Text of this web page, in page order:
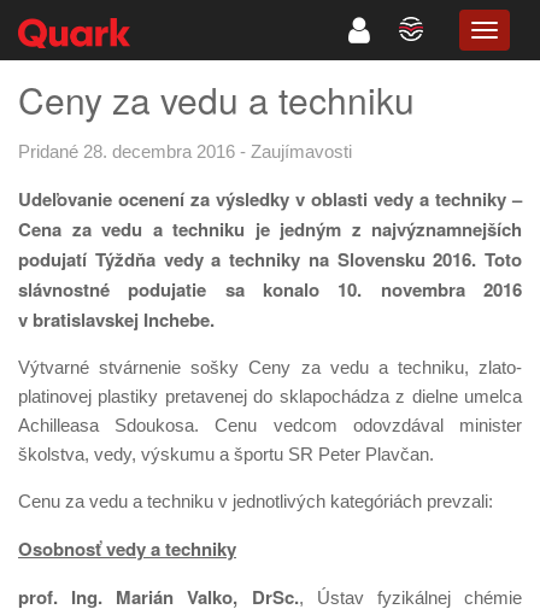
Ceny za vedu a techniku
Pridané 28. decembra 2016 - Zaujímavosti
Udeľovanie ocenení za výsledky v oblasti vedy a techniky –
Cena za vedu a techniku je jedným z najvýznamnejších
podujatí Týždňa vedy a techniky na Slovensku 2016. Toto
slávnostné podujatie sa konalo 10. novembra 2016
v bratislavskej Inchebe.
Výtvarné stvárnenie sošky Ceny za vedu a techniku, zlato-
platinovej plastiky pretavenej do sklapochádza z dielne umelca
Achilleasa Sdoukosa. Cenu vedcom odovzdával minister
školstva, vedy, výskumu a športu SR Peter Plavčan.
Cenu za vedu a techniku v jednotlivých kategóriách prevzali:
Osobnosť vedy a techniky
prof. Ing. Marián Valko, DrSc., Ústav fyzikálnej chémie